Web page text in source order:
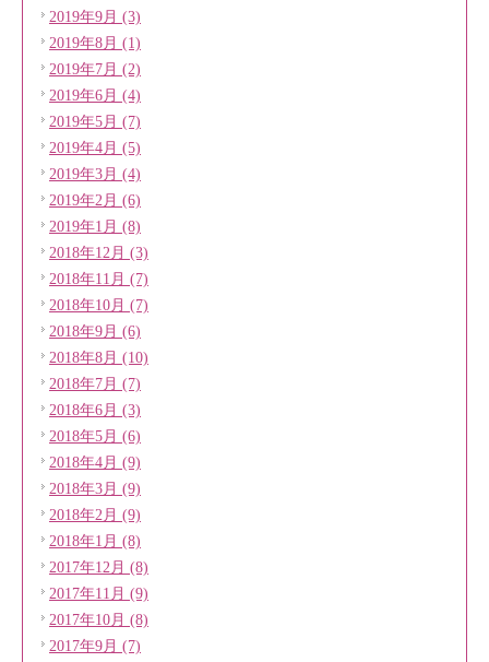
2019年9月 (3)
2019年8月 (1)
2019年7月 (2)
2019年6月 (4)
2019年5月 (7)
2019年4月 (5)
2019年3月 (4)
2019年2月 (6)
2019年1月 (8)
2018年12月 (3)
2018年11月 (7)
2018年10月 (7)
2018年9月 (6)
2018年8月 (10)
2018年7月 (7)
2018年6月 (3)
2018年5月 (6)
2018年4月 (9)
2018年3月 (9)
2018年2月 (9)
2018年1月 (8)
2017年12月 (8)
2017年11月 (9)
2017年10月 (8)
2017年9月 (7)